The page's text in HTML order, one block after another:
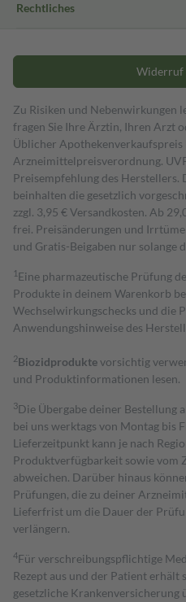
Rechtliches
Widerruf
Zu Risiken und Nebenwirkungen
fragen Sie Ihre Ärztin, Ihren Arzt
Üblicher Apothekenverkaufspreis
Arzneimittelpreisverordnung.
Preisempfehlung des Herstellers.
beinhalten die gesetzlich
zzgl. 3,95 € Versandkosten. Ab
frei. Preisänderungen und
und Gratis-Beigaben nur solange
1 Eine pharmazeutische Prüfung
Produkte in deinem Warenkorb
Wechselwirkungschecks und die
Anwendungshinweise des
2Biozidproduktevorsichtig
und Produktinformationen lesen.
3Die Übergabe deiner Bestellung
bei uns werktags von Montag bis
Lieferzeitpunkt kann je nach
Produktverfügbarkeit sowie vom
abweichen. Darüber hinaus
Prüfungen, die zu deiner
Lieferfrist um die Dauer der
verlängern.
4Für verschreibungspflichtige
Rezept aus und der Patient erhält
gesetzliche Krankenversicherung